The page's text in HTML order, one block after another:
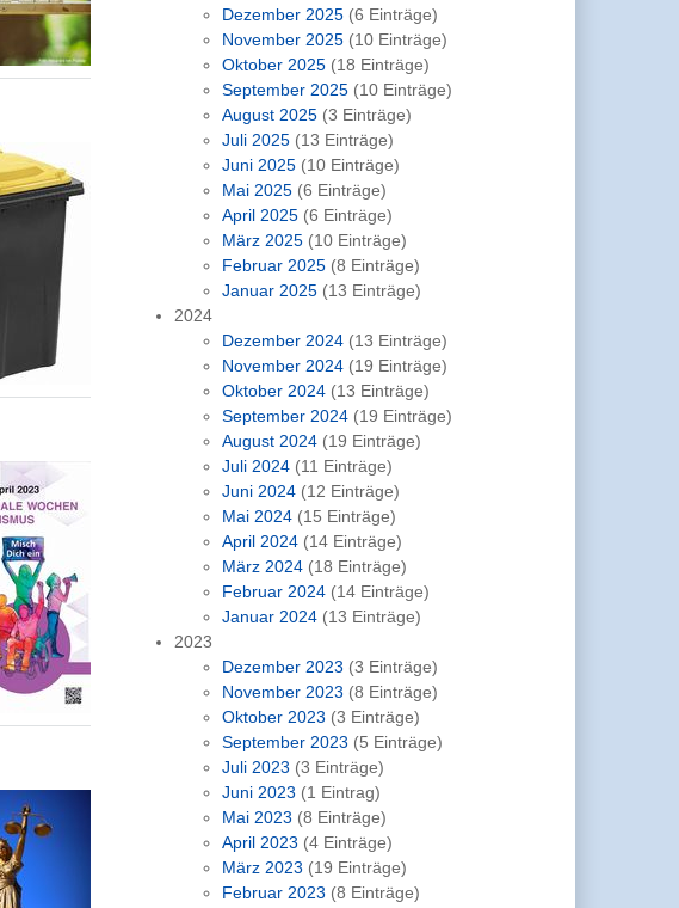
Dezember 2025 (6 Einträge)
November 2025 (10 Einträge)
Oktober 2025 (18 Einträge)
September 2025 (10 Einträge)
August 2025 (3 Einträge)
Juli 2025 (13 Einträge)
Juni 2025 (10 Einträge)
Mai 2025 (6 Einträge)
April 2025 (6 Einträge)
März 2025 (10 Einträge)
Februar 2025 (8 Einträge)
Januar 2025 (13 Einträge)
2024
Dezember 2024 (13 Einträge)
November 2024 (19 Einträge)
Oktober 2024 (13 Einträge)
September 2024 (19 Einträge)
August 2024 (19 Einträge)
Juli 2024 (11 Einträge)
Juni 2024 (12 Einträge)
Mai 2024 (15 Einträge)
April 2024 (14 Einträge)
März 2024 (18 Einträge)
Februar 2024 (14 Einträge)
Januar 2024 (13 Einträge)
2023
Dezember 2023 (3 Einträge)
November 2023 (8 Einträge)
Oktober 2023 (3 Einträge)
September 2023 (5 Einträge)
Juli 2023 (3 Einträge)
Juni 2023 (1 Eintrag)
Mai 2023 (8 Einträge)
April 2023 (4 Einträge)
März 2023 (19 Einträge)
Februar 2023 (8 Einträge)